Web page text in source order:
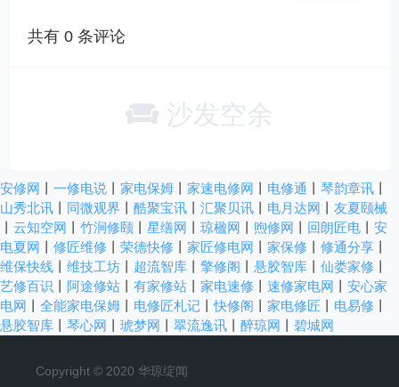
共有0 条评论
沙发空余
安修网 一修电说 家电保姆 家速电修网 电修通 琴韵章讯
山秀北讯
同微观界 酷聚宝讯 汇聚贝讯 电月达网
友夏颐械
云知空网 竹涧修颐 星缮网 琼楹网 煦修网 回朗匠电
安
电夏网
修匠维修 荣德快修 家匠修电网 家保修 修通分享
维保快线
维技工坊 超流智库 擎修阁 悬胶智库 仙娄家修
艺修百识
阿途修站 有家修站 家电速修 速修家电网
安心家
电网
全能家电保姆 电修匠札记 丨快修阁 家电修匠 电易修
悬胶智库
琴心网 琥梦网 翠流逸讯 醉琼网 碧城网
Copyright © 2020 华琼绽闻